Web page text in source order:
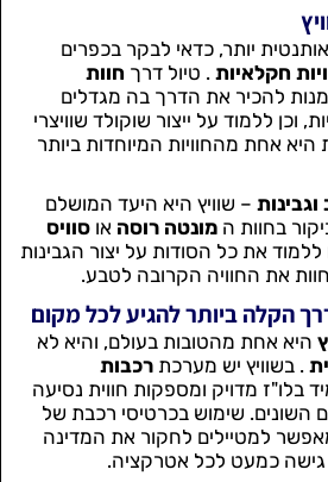
יותר, כדאי לבקר בכפרים
חקלאיות . טיול דרך חוות
להכיר את הדרך בה מגדלים
וכן ללמוד על ייצור שוקולד שוויצרי
אחת מהחוויות המיוחדות ביותר
– שוויץ היא היעד המושלם
בחוות ה מונטה רוסה או סוויס
את כל הסודות על יצור הגבינות
את החוויה הקרובה לטבע.
הקלה ביותר להגיע לכל מקום
היא אחת מהטובות בעולם, והיא לא
. בשוויץ יש מערכת רכבות
בלו"ז מדויק ומספקות חווית נסיעה
השונים. שימוש בכרטיסי רכבת של
למטיילים לחקור את המדינה
גישה כמעט לכל אטרקציה.